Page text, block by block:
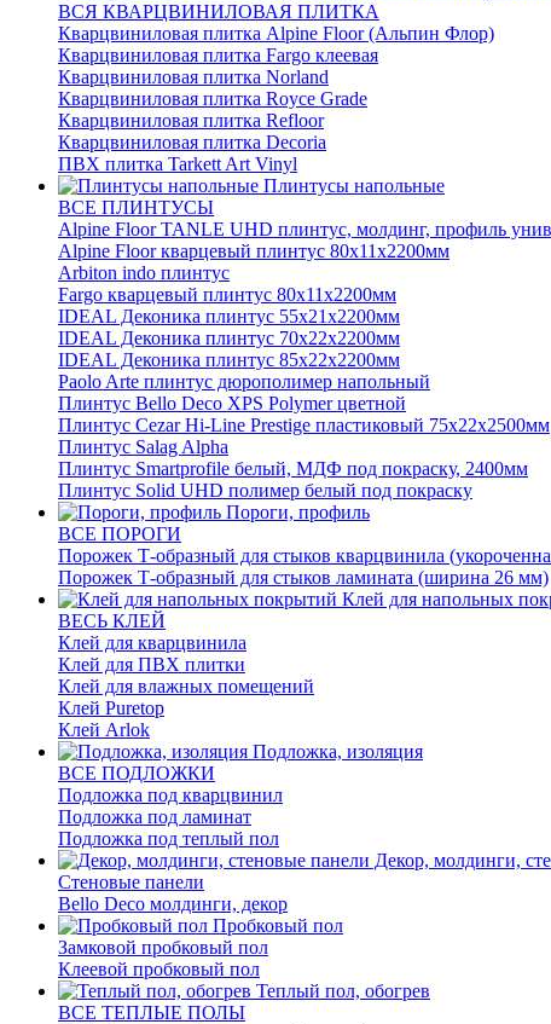
ВСЯ КВАРЦВИНИЛОВАЯ ПЛИТКА
Кварцвиниловая плитка Alpine Floor (Альпин Флор)
Кварцвиниловая плитка Fargo клеевая
Кварцвиниловая плитка Norland
Кварцвиниловая плитка Royce Grade
Кварцвиниловая плитка Refloor
Кварцвиниловая плитка Decoria
ПВХ плитка Tarkett Art Vinyl
Плинтусы напольные
ВСЕ ПЛИНТУСЫ
Alpine Floor TANLE UHD плинтус, молдинг, профиль
Alpine Floor кварцевый плинтус 80х11х2200мм
Arbiton indo плинтус
Fargo кварцевый плинтус 80х11х2200мм
IDEAL Деконика плинтус 55х21х2200мм
IDEAL Деконика плинтус 70х22х2200мм
IDEAL Деконика плинтус 85х22х2200мм
Paolo Arte плинтус дюрополимер напольный
Плинтус Bello Deco XPS Polymer цветной
Плинтус Cezar Hi-Line Prestige пластиковый 75х22х2500мм
Плинтус Salag Alpha
Плинтус Smartprofile белый, МДФ под покраску, 2400мм
Плинтус Solid UHD полимер белый под покраску
Пороги, профиль
ВСЕ ПОРОГИ
Порожек Т-образный для стыков кварцвинила
Порожек Т-образный для стыков ламината (ширина 26 мм)
Клей для напольных
ВЕСЬ КЛЕЙ
Клей для кварцвинила
Клей для ПВХ плитки
Клей для влажных помещений
Клей Puretop
Клей Arlok
Подложка, изоляция
ВСЕ ПОДЛОЖКИ
Подложка под кварцвинил
Подложка под ламинат
Подложка под теплый пол
Декор, молдинги,
Стеновые панели
Bello Deco молдинги, декор
Пробковый пол
Замковой пробковый пол
Клеевой пробковый пол
Теплый пол, обогрев
ВСЕ ТЕПЛЫЕ ПОЛЫ